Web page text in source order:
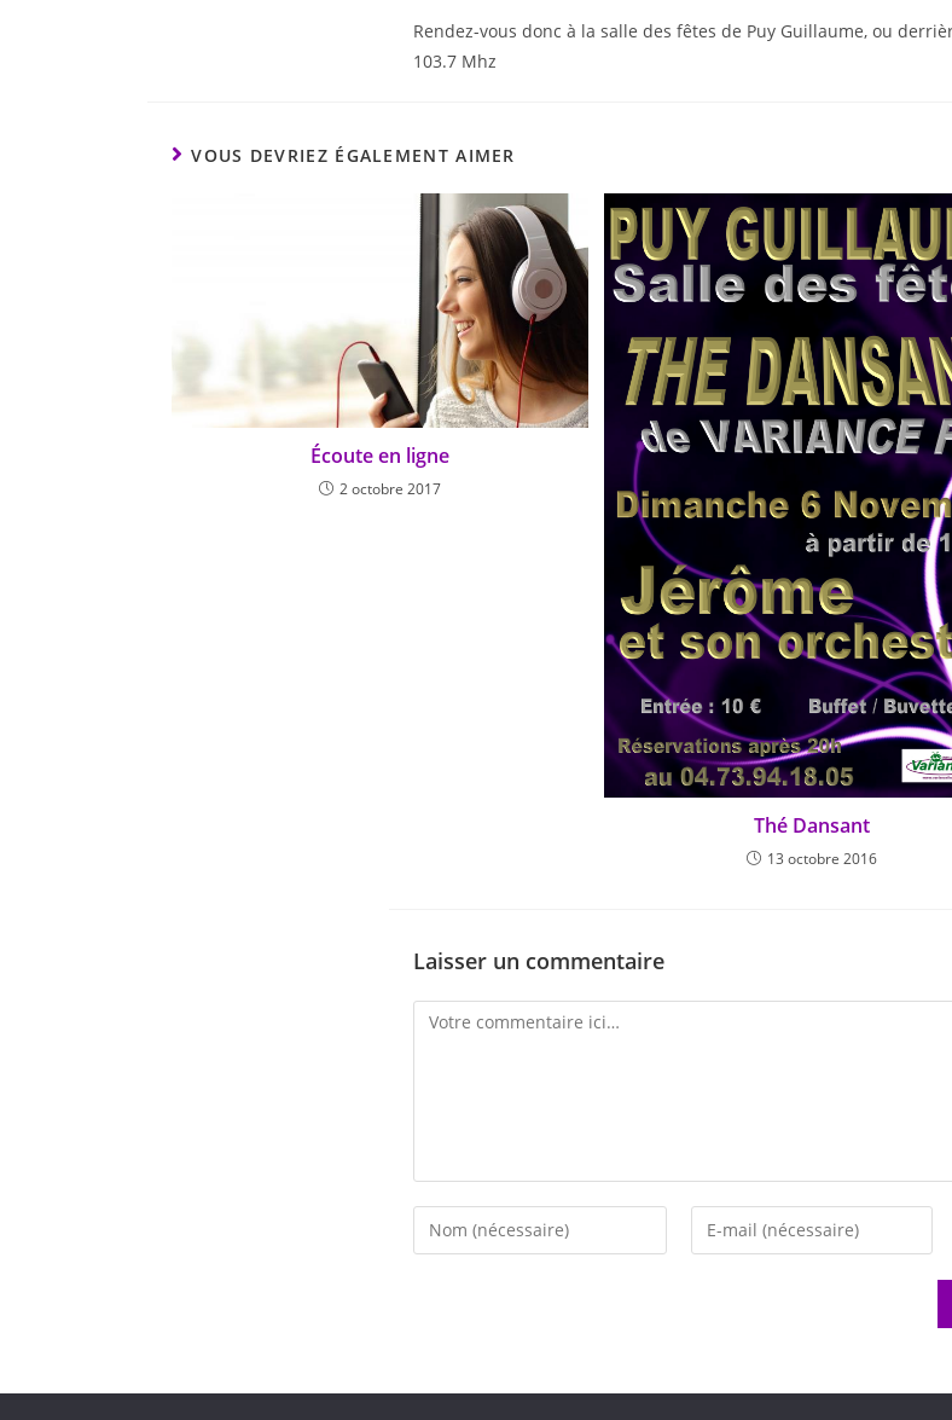
Rendez-vous donc à la salle des fêtes de Puy Guillaume, ou
103.7 Mhz
VOUS DEVRIEZ ÉGALEMENT AIMER
Écoute en ligne
2 octobre 2017
Thé Dansant
13 octobre 2016
Laisser un commentaire